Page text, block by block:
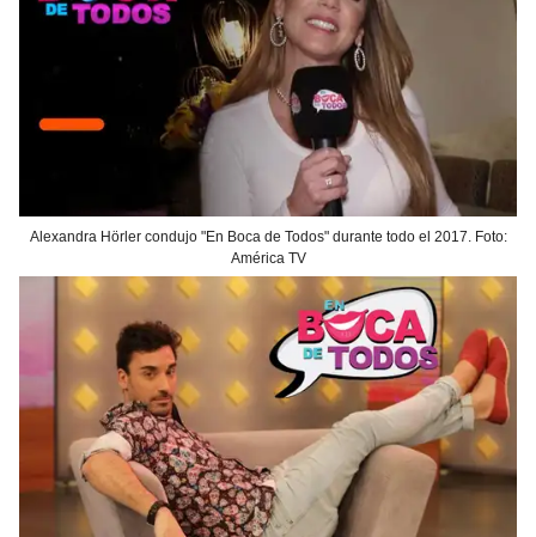
Alexandra Hörler condujo "En Boca de Todos" durante todo el 2017. Foto:
América TV